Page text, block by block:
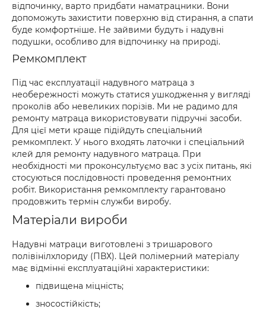
відпочинку, варто придбати наматрацники. Вони
допоможуть захистити поверхню від стирання, а спати
буде комфортніше. Не зайвими будуть і надувні
подушки, особливо для відпочинку на природі.
Ремкомплект
Під час експлуатації надувного матраца з
необережності можуть статися ушкодження у вигляді
проколів або невеликих порізів. Ми не радимо для
ремонту матраца використовувати підручні засоби.
Для цієї мети краще підійдуть спеціальний
ремкомплект. У нього входять латочки і спеціальний
клей для ремонту надувного матраца. При
необхідності ми проконсультуємо вас з усіх питань, які
стосуються послідовності проведення ремонтних
робіт. Використання ремкомплекту гарантовано
продовжить термін служби виробу.
Матеріали вироби
Надувні матраци виготовлені з тришарового
полівінілхлориду (ПВХ). Цей полімерний матеріалу
має відмінні експлуатаційні характеристики:
підвищена міцність;
зносостійкість;